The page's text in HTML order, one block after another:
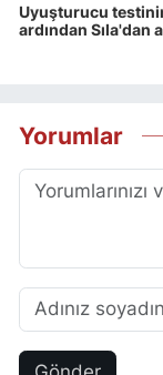
Uyuşturucu
ardından Sıla'dan
Yorumlar